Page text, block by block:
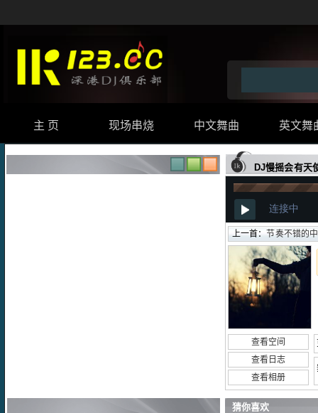
主 页 现场串烧 中文舞曲 英文舞
DJ慢摇会有天
上一首：节奏不错的
查看空间
查看日志
查看相册
猜你喜欢